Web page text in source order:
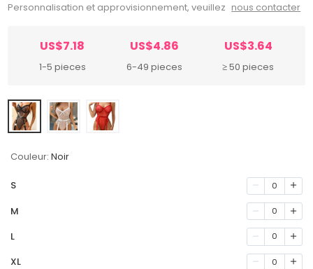
Personnalisation et approvisionnement, veuillez nous contacter
US$7.18
1-5 pieces
US$4.86
6-49 pieces
US$3.64
≥ 50 pieces
Couleur: Noir
S 0
M 0
L 0
XL 0